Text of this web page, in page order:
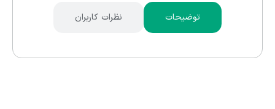
توضیحات نظرات کاربران